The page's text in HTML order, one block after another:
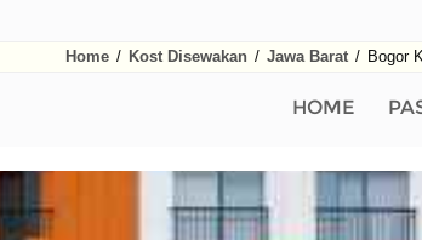
Home / Kost Disewakan / Jawa Barat / Bogor
HOME